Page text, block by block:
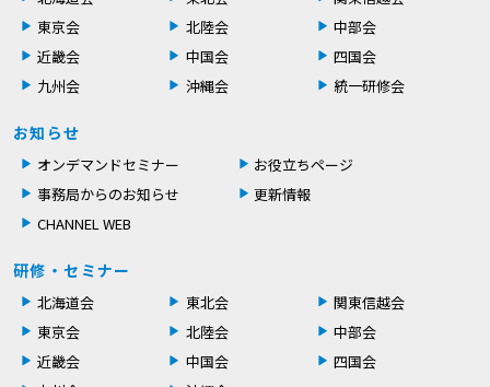
東京会
北陸会
中部会
近畿会
中国会
四国会
九州会
沖縄会 統一研修会
お知らせ
オンデマンドセミナー
お役立ちページ
事務局からのお知らせ
更新情報
CHANNEL WEB
研修・セミナー
北海道会 東北会
関東信越会
東京会
北陸会
中部会
近畿会
中国会
四国会